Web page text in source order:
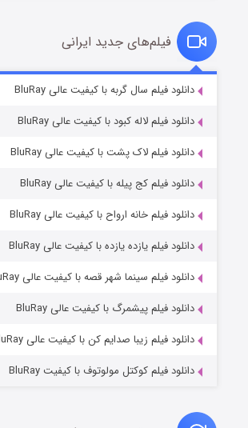
قسمت۷ (زیرنویس) منتشر شد
فیلم‌های جدید ایرانی
دانلود فیلم سال گربه با کیفیت عالی BluRay
دانلود فیلم لاله کبود با کیفیت عالی BluRay
دانلود فیلم لاک پشت با کیفیت عالی BluRay
دانلود فیلم کج‌ پیله با کیفیت عالی BluRay
دانلود فیلم خانه ارواح با کیفیت عالی BluRay
دانلود فیلم یازده یازده با کیفیت عالی BluRay
دانلود فیلم سینما شهر قصه با کیفیت عالی BluRay
دانلود فیلم پیشمرگ با کیفیت عالی BluRay
دانلود فیلم زیبا صدایم کن با کیفیت عالی BluRay
دانلود فیلم کوکتل مولوتوف با کیفیت BluRay